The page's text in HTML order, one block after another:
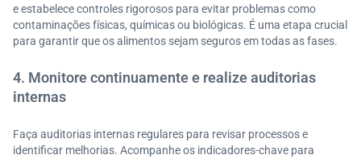
e estabelece controles rigorosos para evitar problemas como
contaminações físicas, químicas ou biológicas. É uma etapa crucial
para garantir que os alimentos sejam seguros em todas as fases.
4. Monitore continuamente e realize auditorias
internas
Faça auditorias internas regulares para revisar processos e
identificar melhorias. Acompanhe os indicadores-chave para